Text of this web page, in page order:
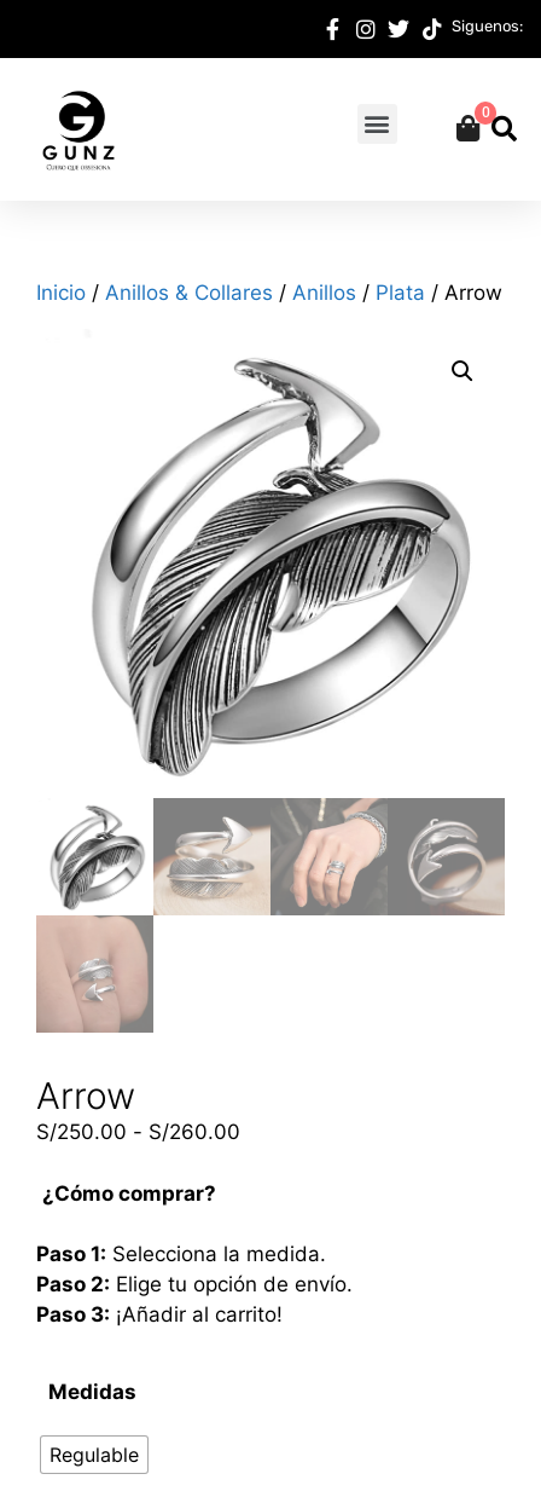
Siguenos:
0
Inicio / Anillos & Collares / Anillos / Plata / Arrow
Arrow
S/250.00 - S/260.00
¿Cómo comprar?
Paso 1: Selecciona la medida.
Paso 2: Elige tu opción de envío.
Paso 3: ¡Añadir al carrito!
Medidas
Regulable